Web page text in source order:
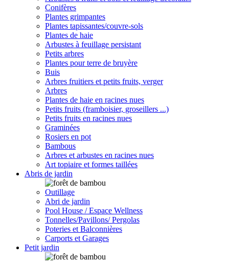
Conifères
Plantes grimpantes
Plantes tapissantes/couvre-sols
Plantes de haie
Arbustes à feuillage persistant
Petits arbres
Plantes pour terre de bruyère
Buis
Arbres fruitiers et petits fruits, verger
Arbres
Plantes de haie en racines nues
Petits fruits (framboisier, groseillers ...)
Petits fruits en racines nues
Graminées
Rosiers en pot
Bambous
Arbres et arbustes en racines nues
Art topiaire et formes taillées
Abris de jardin
Outillage
Abri de jardin
Pool House / Espace Wellness
Tonnelles/Pavillons/ Pergolas
Poteries et Balconnières
Carports et Garages
Petit jardin